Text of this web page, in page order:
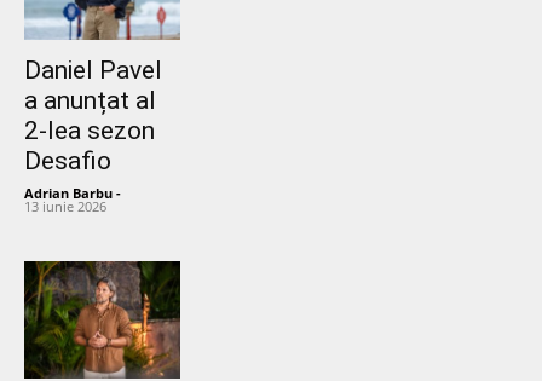
Daniel Pavel
a anunțat al
2-lea sezon
Desafio
Adrian Barbu -
13 iunie 2026